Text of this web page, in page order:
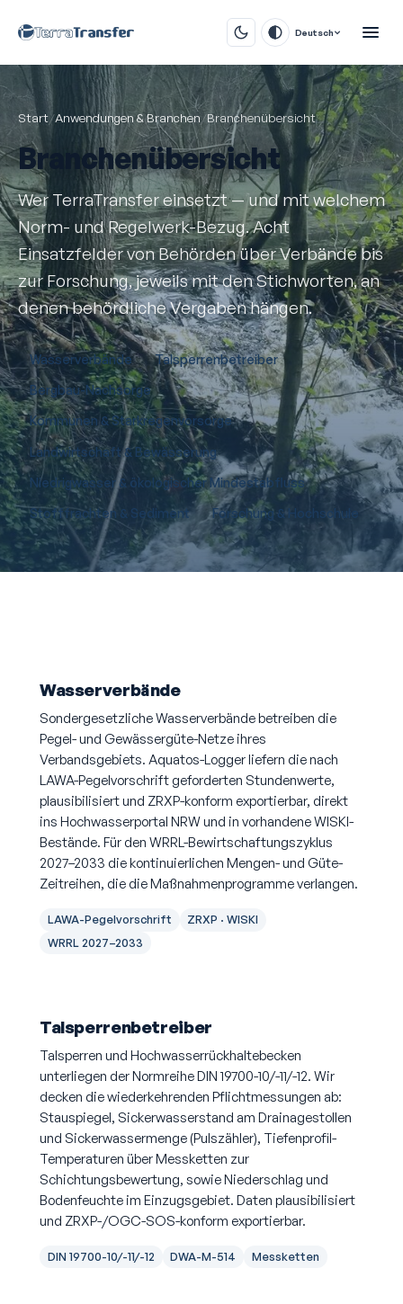
Deutsch
Start/Anwendungen & Branchen/Branchenübersicht
Branchenübersicht
Wer TerraTransfer einsetzt — und mit welchem
Norm- und Regelwerk-Bezug. Acht
Einsatzfelder von Behörden über Verbände bis
zur Forschung, jeweils mit den Stichworten, an
denen behördliche Vergaben hängen.
Wasserverbände Talsperrenbetreiber
Bergbau-Nachsorge
Kommunen & Starkregenvorsorge
Landwirtschaft & Bewässerung
Niedrigwasser & ökologischer Mindestabfluss
Stofffrachten & Sediment Forschung & Hochschule
Wasserverbände
Sondergesetzliche Wasserverbände betreiben die
Pegel- und Gewässergüte-Netze ihres
Verbandsgebiets. Aquatos-Logger liefern die nach
LAWA-Pegelvorschrift geforderten Stundenwerte,
plausibilisiert und ZRXP-konform exportierbar, direkt
ins Hochwasserportal NRW und in vorhandene WISKI-
Bestände. Für den WRRL-Bewirtschaftungszyklus
2027–2033 die kontinuierlichen Mengen- und Güte-
Zeitreihen, die die Maßnahmenprogramme verlangen.
LAWA-Pegelvorschrift
ZRXP · WISKI
WRRL 2027–2033
Talsperrenbetreiber
Talsperren und Hochwasserrückhaltebecken
unterliegen der Normreihe DIN 19700-10/-11/-12. Wir
decken die wiederkehrenden Pflichtmessungen ab:
Stauspiegel, Sickerwasserstand am Drainagestollen
und Sickerwassermenge (Pulszähler), Tiefenprofil-
Temperaturen über Messketten zur
Schichtungsbewertung, sowie Niederschlag und
Bodenfeuchte im Einzugsgebiet. Daten plausibilisiert
und ZRXP-/OGC-SOS-konform exportierbar.
DIN 19700-10/-11/-12 DWA-M-514 Messketten